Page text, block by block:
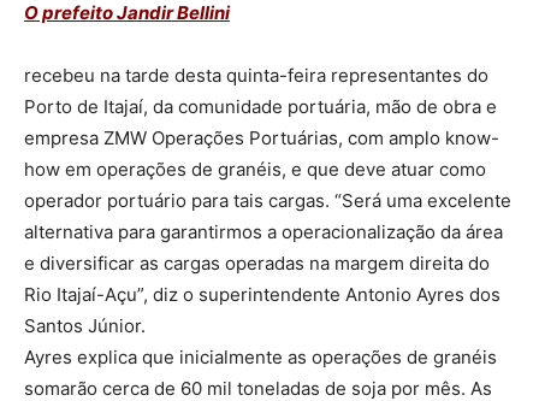
O prefeito Jandir Bellini
recebeu na tarde desta quinta-feira representantes do
Porto de Itajaí, da comunidade portuária, mão de obra e
empresa ZMW Operações Portuárias, com amplo know-
how em operações de granéis, e que deve atuar como
operador portuário para tais cargas. “Será uma excelente
alternativa para garantirmos a operacionalização da área
e diversificar as cargas operadas na margem direita do
Rio Itajaí-Açu”, diz o superintendente Antonio Ayres dos
Santos Júnior.
Ayres explica que inicialmente as operações de granéis
somarão cerca de 60 mil toneladas de soja por mês. As